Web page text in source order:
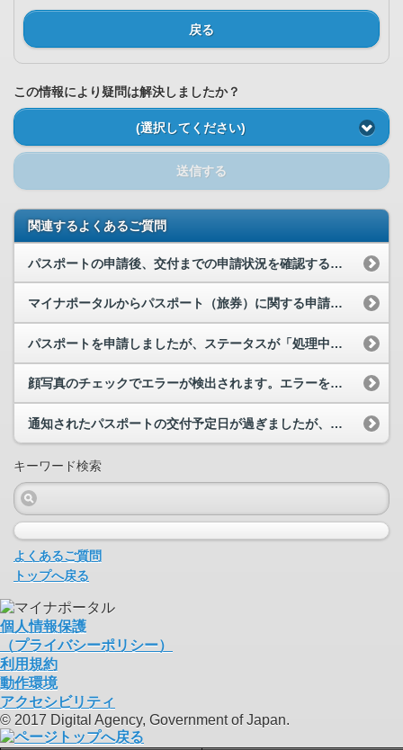
戻る
この情報により疑問は解決しましたか？
(選択してください)
送信する
関連するよくあるご質問
パスポートの申請後、交付までの申請状況を確認する方法を教えてください。
マイナポータルからパスポート（旅券）に関する申請を行った後、申請の取下げをしたい場合はどうすれ...
パスポートを申請しましたが、ステータスが「処理中」のままです。いつステータスが更新され、パスポ...
顔写真のチェックでエラーが検出されます。エラーを解消する方法を教えてください。
通知されたパスポートの交付予定日が過ぎましたが、マイナポータル上のパスポート申請のステータスは...
キーワード検索
よくあるご質問
トップへ戻る
個人情報保護
（プライバシーポリシー）
利用規約
動作環境
アクセシビリティ
© 2017 Digital Agency, Government of Japan.